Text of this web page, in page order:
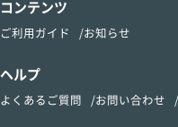
コンテンツ
ご利用ガイド お知らせ
ヘルプ
よくあるご質問 お問い合わせ